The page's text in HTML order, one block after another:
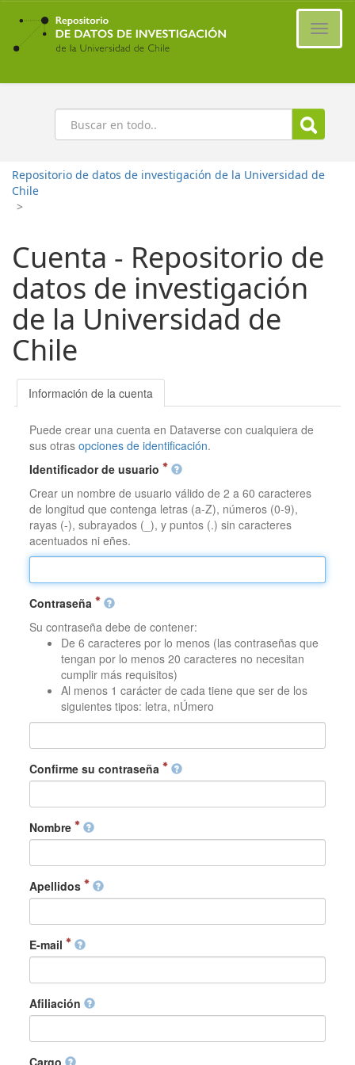
Ir
contenido
principal
Buscar
Repositorio de datos de investigación de la Universidad de
Chile
>
Cuenta - Repositorio de
datos de investigación
de la Universidad de
Chile
Información de la cuenta
Puede crear una cuenta en Dataverse con cualquiera de
sus otrasopciones de identificación.
Identificador de usuario
Crear un nombre de usuario válido de 2 a 60 caracteres
de longitud que contenga letras (a-Z), números (0-9),
rayas (-), subrayados (_), y puntos (.) sin caracteres
acentuados ni eñes.
Contraseña
Su contraseña debe de contener:
De 6 caracteres por lo menos (las contraseñas que
tengan por lo menos 20 caracteres no necesitan
cumplir más requisitos)
Al menos 1 carácter de cada tiene que ser de los
siguientes tipos: letra, nÚmero
Confirme su contraseña
Nombre
Apellidos
E-mail
Afiliación
Cargo